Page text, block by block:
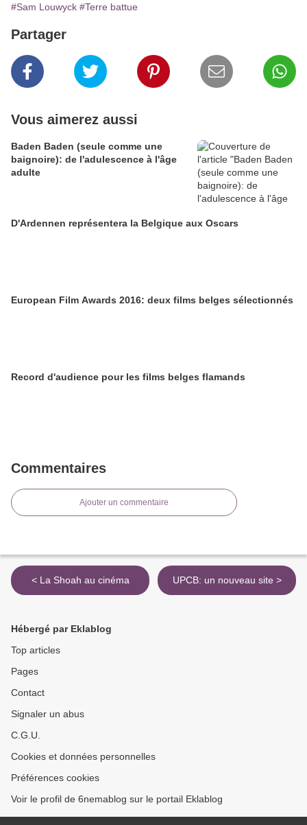
#Sam Louwyck #Terre battue
Partager
Vous aimerez aussi
Baden Baden (seule comme une
baignoire): de l'adulescence à l'âge
adulte
D'Ardennen représentera la Belgique aux Oscars
European Film Awards 2016: deux films belges sélectionnés
Record d'audience pour les films belges flamands
Commentaires
Ajouter un commentaire
< La Shoah au cinéma UPCB: un nouveau site >
Hébergé par Eklablog
Top articles
Pages
Contact
Signaler un abus
C.G.U.
Cookies et données personnelles
Préférences cookies
Voir le profil de 6nemablog sur le portail Eklablog